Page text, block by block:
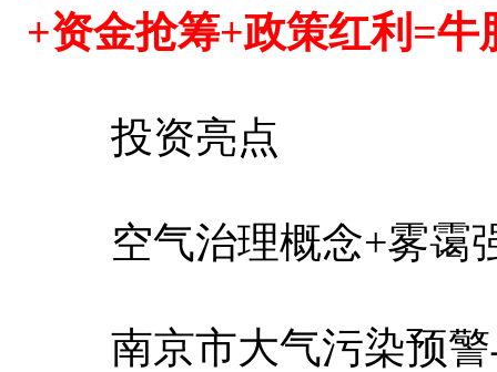
+资金抢筹+政策红利=牛
投资亮点
空气治理概念+雾霭
南京市大气污染预警